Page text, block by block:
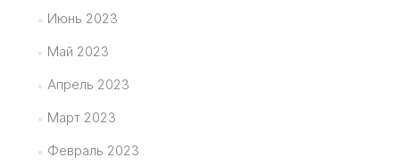
Июнь 2023
Май 2023
Апрель 2023
Март 2023
Февраль 2023